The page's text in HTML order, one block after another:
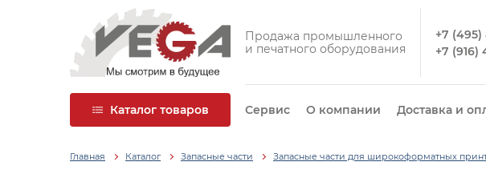
Продажа промышленного
и печатного оборудования
+7 (495)
+7 (916)
Каталог товаров Сервис О компании Доставка и
Главная Каталог Запасные части Запасные части для широкоформатных